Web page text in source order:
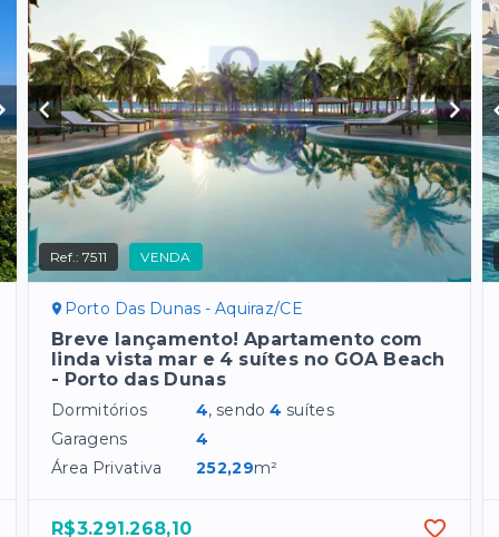
Ref.:7511 VENDA
Porto Das Dunas - Aquiraz/CE
Breve lançamento! Apartamento com
linda vista mar e 4 suítes no GOA Beach
- Porto das Dunas
Dormitórios 4, sendo4 suítes
Garagens
4
Área Privativa
252,29m²
R$3.291.268,10